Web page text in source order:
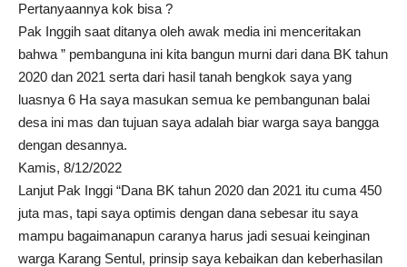
Pertanyaannya kok bisa ?
Pak Inggih saat ditanya oleh awak media ini menceritakan
bahwa ” pembanguna ini kita bangun murni dari dana BK tahun
2020 dan 2021 serta dari hasil tanah bengkok saya yang
luasnya 6 Ha saya masukan semua ke pembangunan balai
desa ini mas dan tujuan saya adalah biar warga saya bangga
dengan desannya.
Kamis, 8/12/2022
Lanjut Pak Inggi “Dana BK tahun 2020 dan 2021 itu cuma 450
juta mas, tapi saya optimis dengan dana sebesar itu saya
mampu bagaimanapun caranya harus jadi sesuai keinginan
warga Karang Sentul, prinsip saya kebaikan dan keberhasilan